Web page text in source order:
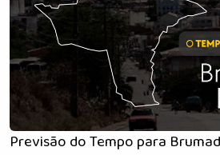
Previsão do Tempo para